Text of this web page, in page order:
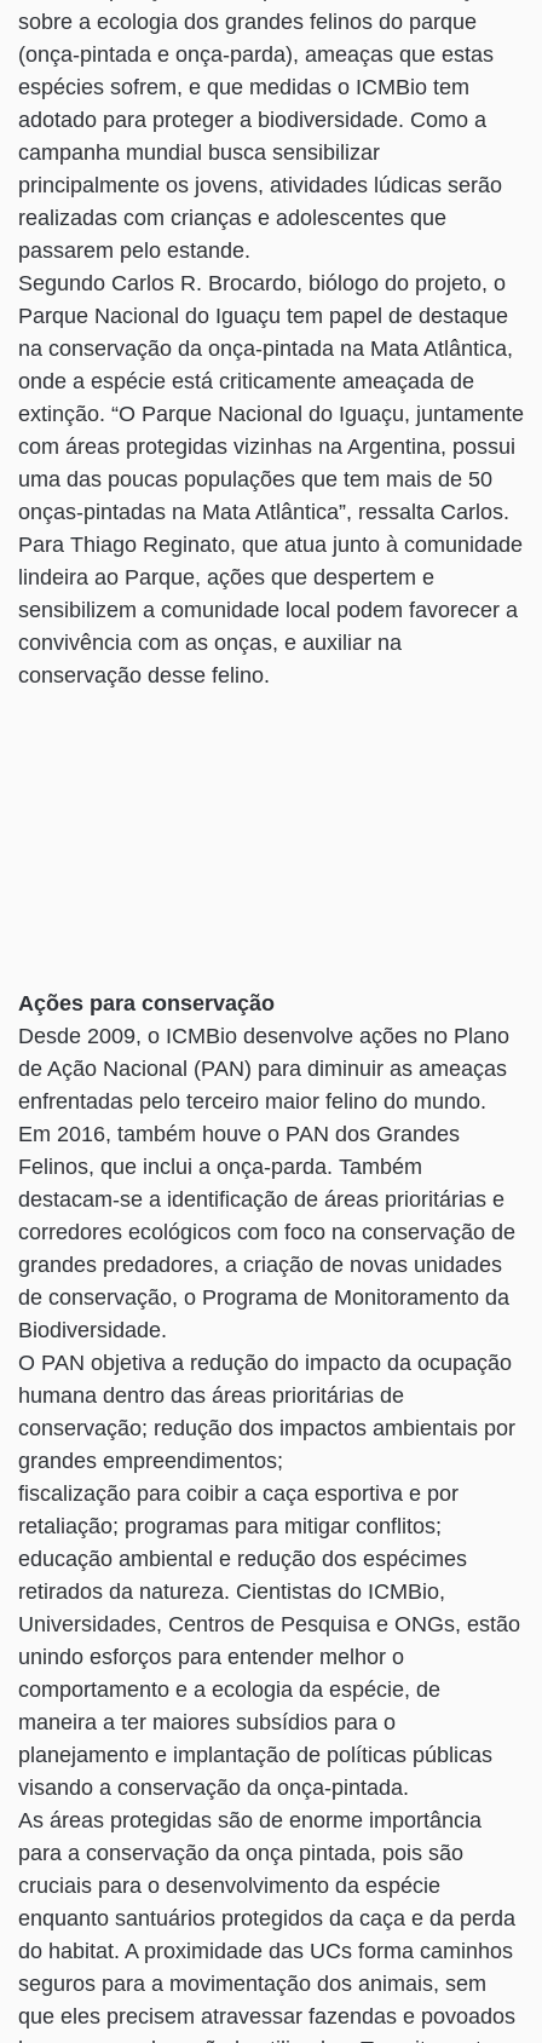
sobre a ecologia dos grandes felinos do parque
(onça-pintada e onça-parda), ameaças que estas
espécies sofrem, e que medidas o ICMBio tem
adotado para proteger a biodiversidade. Como a
campanha mundial busca sensibilizar
principalmente os jovens, atividades lúdicas serão
realizadas com crianças e adolescentes que
passarem pelo estande.
Segundo Carlos R. Brocardo, biólogo do projeto, o
Parque Nacional do Iguaçu tem papel de destaque
na conservação da onça-pintada na Mata Atlântica,
onde a espécie está criticamente ameaçada de
extinção. “O Parque Nacional do Iguaçu, juntamente
com áreas protegidas vizinhas na Argentina, possui
uma das poucas populações que tem mais de 50
onças-pintadas na Mata Atlântica”, ressalta Carlos.
Para Thiago Reginato, que atua junto à comunidade
lindeira ao Parque, ações que despertem e
sensibilizem a comunidade local podem favorecer a
convivência com as onças, e auxiliar na
conservação desse felino.
Ações para conservação
Desde 2009, o ICMBio desenvolve ações no Plano
de Ação Nacional (PAN) para diminuir as ameaças
enfrentadas pelo terceiro maior felino do mundo.
Em 2016, também houve o PAN dos Grandes
Felinos, que inclui a onça-parda. Também
destacam-se a identificação de áreas prioritárias e
corredores ecológicos com foco na conservação de
grandes predadores, a criação de novas unidades
de conservação, o Programa de Monitoramento da
Biodiversidade.
O PAN objetiva a redução do impacto da ocupação
humana dentro das áreas prioritárias de
conservação; redução dos impactos ambientais por
grandes empreendimentos;
fiscalização para coibir a caça esportiva e por
retaliação; programas para mitigar conflitos;
educação ambiental e redução dos espécimes
retirados da natureza. Cientistas do ICMBio,
Universidades, Centros de Pesquisa e ONGs, estão
unindo esforços para entender melhor o
comportamento e a ecologia da espécie, de
maneira a ter maiores subsídios para o
planejamento e implantação de políticas públicas
visando a conservação da onça-pintada.
As áreas protegidas são de enorme importância
para a conservação da onça pintada, pois são
cruciais para o desenvolvimento da espécie
enquanto santuários protegidos da caça e da perda
do habitat. A proximidade das UCs forma caminhos
seguros para a movimentação dos animais, sem
que eles precisem atravessar fazendas e povoados